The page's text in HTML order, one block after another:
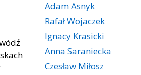
Adam Asnyk
Rafał Wojaczek
Ignacy Krasicki
Anna Saraniecka
Czesław Miłosz